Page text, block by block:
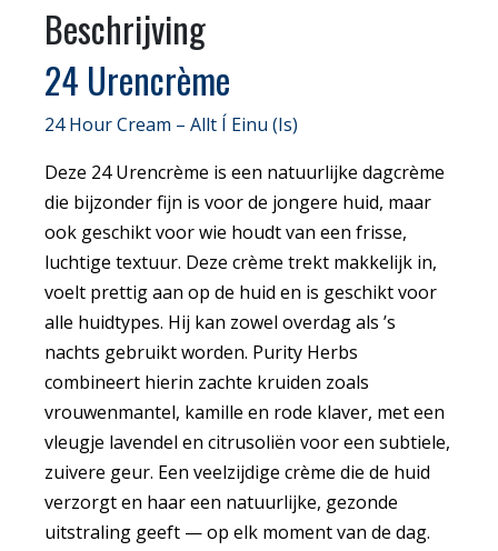
Beschrijving
24 Urencrème
24 Hour Cream – Allt Í Einu (Is)
Deze 24 Urencrème is een natuurlijke dagcrème
die bijzonder fijn is voor de jongere huid, maar
ook geschikt voor wie houdt van een frisse,
luchtige textuur. Deze crème trekt makkelijk in,
voelt prettig aan op de huid en is geschikt voor
alle huidtypes. Hij kan zowel overdag als ’s
nachts gebruikt worden. Purity Herbs
combineert hierin zachte kruiden zoals
vrouwenmantel, kamille en rode klaver, met een
vleugje lavendel en citrusoliën voor een subtiele,
zuivere geur. Een veelzijdige crème die de huid
verzorgt en haar een natuurlijke, gezonde
uitstraling geeft — op elk moment van de dag.